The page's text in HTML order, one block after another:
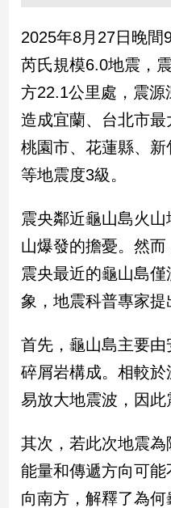
政
政
治
焦
品
觀
民
調
國
會
點
觀
岸/
國
際
社
2025年8月27日晚間
芮氏規模6.0地震，
方22.1公里處，震
造成宜蘭、台北市最
桃園市、花蓮縣、
等地震度3級。
震央鄰近龜山島火
山爆發的擔憂。然
震央最近的龜山島
象，地震科普專家提
首先，龜山島主要
碎屑岩構成。相較
易放大地震波，因此
其次，若此次地震
能量和傳遞方向可
向南方，解釋了為